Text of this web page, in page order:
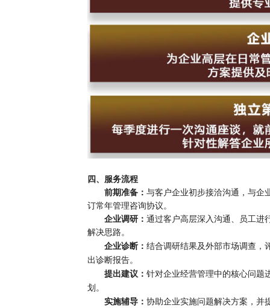
四、服务流程
前期准备： 与客户企业初步接洽沟通，与企
订常年管理咨询协议。
企业调研： 通过客户高层深入沟通、员工进
解决思路。
企业诊断： 结合调研结果及外部市场调查，
出诊断报告。
提出建议： 针对企业经营管理中的核心问题
划。
实施辅导： 协助企业实施问题解决方案，并